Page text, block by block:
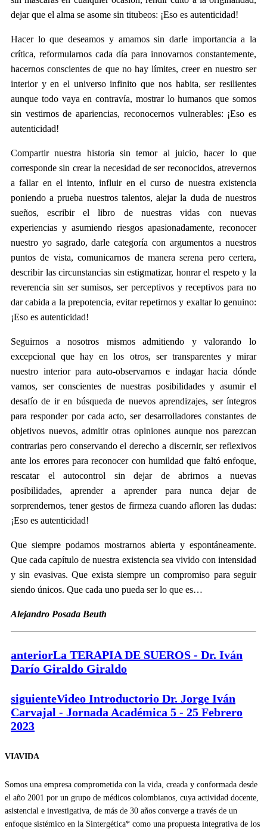
dejar que el alma se asome sin titubeos: ¡Eso es autenticidad!
Hacer lo que deseamos y amamos sin darle importancia a la
crítica, reformularnos cada día para innovarnos constantemente,
hacernos conscientes de que no hay límites, creer en nuestro ser
interior y en el universo infinito que nos habita, ser resilientes
aunque todo vaya en contravía, mostrar lo humanos que somos
sin vestirnos de apariencias, reconocernos vulnerables: ¡Eso es
autenticidad!
Compartir nuestra historia sin temor al juicio, hacer lo que
corresponde sin crear la necesidad de ser reconocidos, atrevernos
a fallar en el intento, influir en el curso de nuestra existencia
poniendo a prueba nuestros talentos, alejar la duda de nuestros
sueños, escribir el libro de nuestras vidas con nuevas
experiencias y asumiendo riesgos apasionadamente, reconocer
nuestro yo sagrado, darle categoría con argumentos a nuestros
puntos de vista, comunicarnos de manera serena pero certera,
describir las circunstancias sin estigmatizar, honrar el respeto y la
reverencia sin ser sumisos, ser perceptivos y receptivos para no
dar cabida a la prepotencia, evitar repetirnos y exaltar lo genuino:
¡Eso es autenticidad!
Seguirnos a nosotros mismos admitiendo y valorando lo
excepcional que hay en los otros, ser transparentes y mirar
nuestro interior para auto-observarnos e indagar hacia dónde
vamos, ser conscientes de nuestras posibilidades y asumir el
desafío de ir en búsqueda de nuevos aprendizajes, ser íntegros
para responder por cada acto, ser desarrolladores constantes de
objetivos nuevos, admitir otras opiniones aunque nos parezcan
contrarias pero conservando el derecho a discernir, ser reflexivos
ante los errores para reconocer con humildad que faltó enfoque,
rescatar el autocontrol sin dejar de abrirnos a nuevas
posibilidades, aprender a aprender para nunca dejar de
sorprendernos, tener gestos de firmeza cuando afloren las dudas:
¡Eso es autenticidad!
Que siempre podamos mostrarnos abierta y espontáneamente.
Que cada capítulo de nuestra existencia sea vivido con intensidad
y sin evasivas. Que exista siempre un compromiso para seguir
siendo únicos. Que cada uno pueda ser lo que es…
Alejandro Posada Beuth
anteriorLa TERAPIA DE SUEROS - Dr. Iván
Darío Giraldo Giraldo
siguienteVideo Introductorio Dr. Jorge Iván
Carvajal - Jornada Académica 5 - 25 Febrero
2023
VIAVIDA
Somos una empresa comprometida con la vida, creada y conformada desde
el año 2001 por un grupo de médicos colombianos, cuya actividad docente,
asistencial e investigativa, de más de 30 años converge a través de un
enfoque sistémico en la Sintergética* como una propuesta integrativa de los